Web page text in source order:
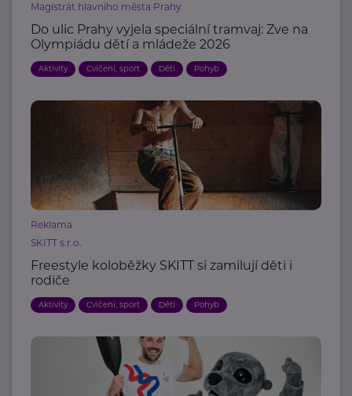
Magistrát hlavního města Prahy
Do ulic Prahy vyjela speciální tramvaj: Zve na
Olympiádu dětí a mládeže 2026
Aktivity Cvičení, sport Děti Pohyb
Reklama
SKITT s.r.o.
Freestyle koloběžky SKITT si zamilují děti i
rodiče
Aktivity Cvičení, sport Děti Pohyb